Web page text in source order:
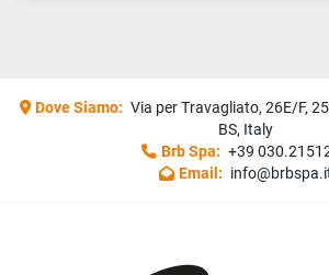
Dove Siamo: Via per Travagliato, 26E/F,
BS, Italy
Brb Spa: +39
Email: